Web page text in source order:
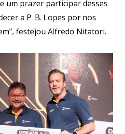
um prazer participar desses
a P. B. Lopes por nos
festejou Alfredo Nitatori.